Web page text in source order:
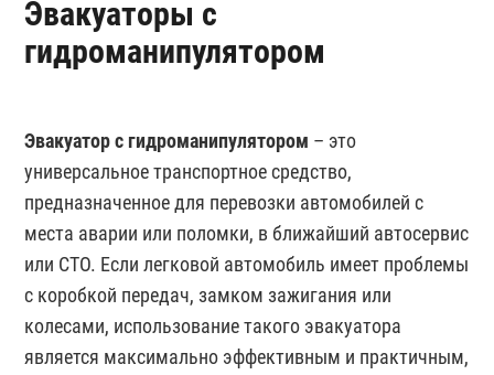
Эвакуаторы с
гидроманипулятором
Эвакуатор с гидроманипулятором – это
универсальное транспортное средство,
предназначенное для перевозки автомобилей с
места аварии или поломки, в ближайший автосервис
или СТО. Если легковой автомобиль имеет проблемы
с коробкой передач, замком зажигания или
колесами, использование такого эвакуатора
является максимально эффективным и практичным,